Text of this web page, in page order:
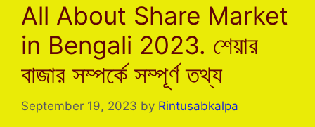
All About Share Market
in Bengali 2023. শেয়ার
বাজার সম্পর্কে সম্পূর্ণ তথ্য
September 19, 2023 by Rintusabkalpa